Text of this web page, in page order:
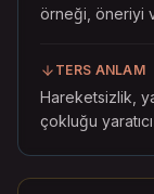
örneği, öneriyi
TERS ANLAM
Hareketsizlik,
çokluğu yaratıcı